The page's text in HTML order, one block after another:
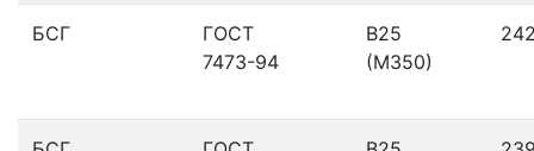
БСГ
ГОСТ
7473-94
В25
(М350)